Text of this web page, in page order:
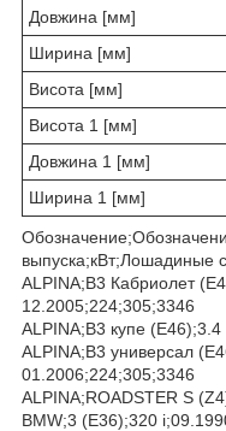
Довжина [мм]
Ширина [мм]
Висота [мм]
Висота 1 [мм]
Довжина 1 [мм]
Ширина 1 [мм]
выпуска;кВт;Лошадиные
ALPINA;B3 Кабриолет
12.2005;224;305;3346
ALPINA;B3 купе
ALPINA;B3 универсал
01.2006;224;305;3346
ALPINA;ROADSTER S
BMW;3 (E36);320